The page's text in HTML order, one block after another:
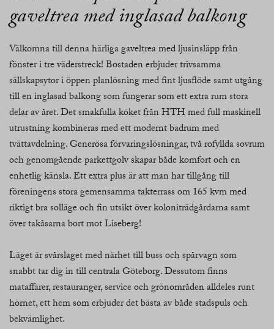
gaveltrea med inglasad balkong
Välkomna till denna härliga gaveltrea med ljusinsläpp från
fönster i tre väderstreck! Bostaden erbjuder trivsamma
sällskapsytor i öppen planlösning med fint ljusflöde samt utgång
till en inglasad balkong som fungerar som ett extra rum stora
delar av året. Det smakfulla köket från HTH med full maskinell
utrustning kombineras med ett modernt badrum med
tvättavdelning. Generösa förvaringslösningar, två rofyllda sovrum
och genomgående parkettgolv skapar både komfort och en
enhetlig känsla. Ett extra plus är att man har tillgång till
föreningens stora gemensamma takterrass om 165 kvm med
riktigt bra solläge och fin utsikt över koloniträdgårdarna samt
över takåsarna bort mot Liseberg!
Läget är svårslaget med närhet till buss och spårvagn som
snabbt tar dig in till centrala Göteborg. Dessutom finns
mataffärer, restauranger, service och grönområden alldeles runt
hörnet, ett hem som erbjuder det bästa av både stadspuls och
bekvämlighet.